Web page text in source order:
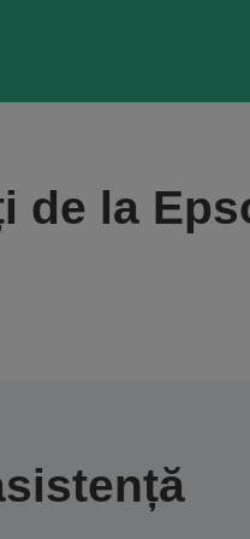
de la